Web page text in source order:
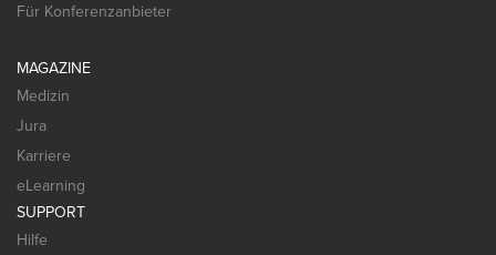
Für Konferenzanbieter
MAGAZINE
Medizin
Jura
Karriere
eLearning
SUPPORT
Hilfe